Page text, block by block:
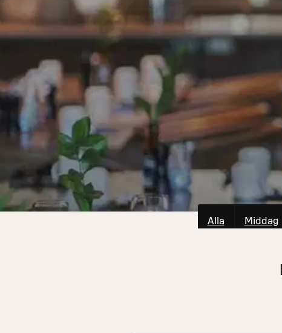
Alla Middag